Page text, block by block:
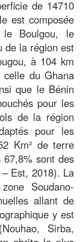
de 14710
est composée
Boulgou, le
de la région est
à 104 km
du Ghana
que le Bénin
pour les
de la région
pour les
Km² de terre
sont des
Est, 2018). La
Soudano-
allant de
y est
Sirba,